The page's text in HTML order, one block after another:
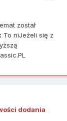
został
To niJeżeli się z
dodania